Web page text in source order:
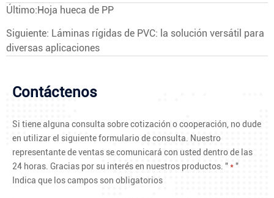
Último:Hoja hueca de PP
Siguiente: Láminas rígidas de PVC: la solución versátil para
diversas aplicaciones
Contáctenos
Si tiene alguna consulta sobre cotización o cooperación, no dude
en utilizar el siguiente formulario de consulta. Nuestro
representante de ventas se comunicará con usted dentro de las
24 horas. Gracias por su interés en nuestros productos. "* "
Indica que los campos son obligatorios